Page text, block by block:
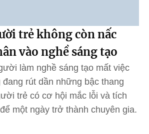
trẻ không còn nấc
vào nghề sáng tạo
làm nghề sáng tạo mất việc
đang rút dần những bậc thang
trẻ có cơ hội mắc lỗi và tích
một ngày trở thành chuyên gia.